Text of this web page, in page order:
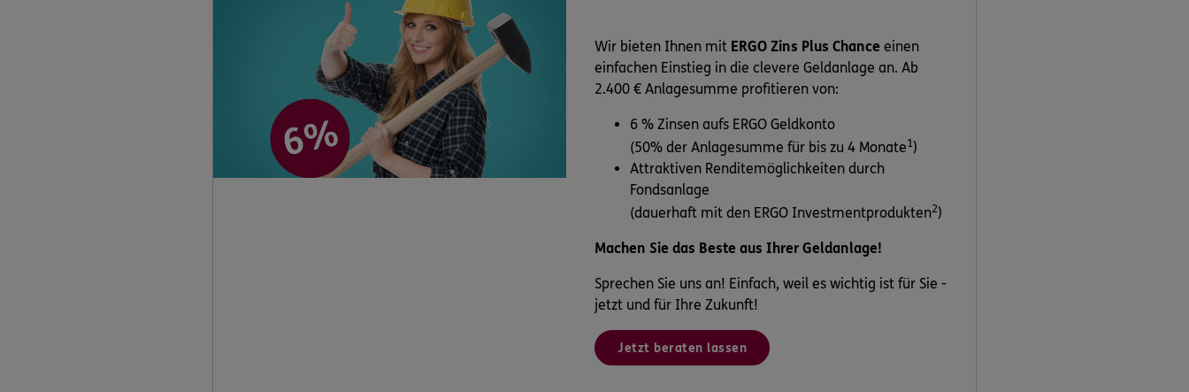
Wir bieten Ihnen mit ERGO Zins Plus Chance einen
einfachen Einstieg in die clevere Geldanlage an. Ab
2.400 € Anlagesumme profitieren von:
6 % Zinsen aufs ERGO Geldkonto
(50% der Anlagesumme für bis zu 4 Monate1)
Attraktiven Renditemöglichkeiten durch
Fondsanlage
(dauerhaft mit den ERGO Investmentprodukten2)
Machen Sie das Beste aus Ihrer Geldanlage!
Sprechen Sie uns an! Einfach, weil es wichtig ist für Sie -
jetzt und für Ihre Zukunft!
Jetzt beraten lassen